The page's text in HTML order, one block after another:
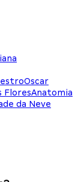
Oscar
FloresAnatomia
da Neve